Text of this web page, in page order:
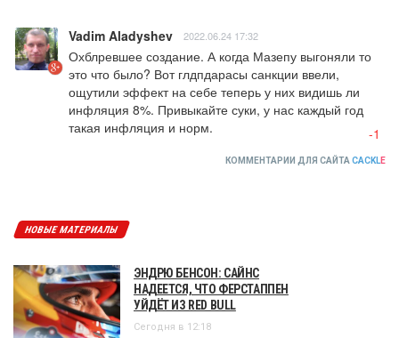
Vadim Aladyshev 2022.06.24 17:32
Охблревшее создание. А когда Мазепу выгоняли то
это что было? Вот глдпдарасы санкции ввели,
ощутили эффект на себе теперь у них видишь ли
инфляция 8%. Привыкайте суки, у нас каждый год
такая инфляция и норм.
-1
КОММЕНТАРИИ ДЛЯ САЙТА CACKLE
НОВЫЕ МАТЕРИАЛЫ
ЭНДРЮ БЕНСОН: САЙНС
НАДЕЕТСЯ, ЧТО ФЕРСТАППЕН
УЙДЁТ ИЗ RED BULL
Сегодня в 12:18